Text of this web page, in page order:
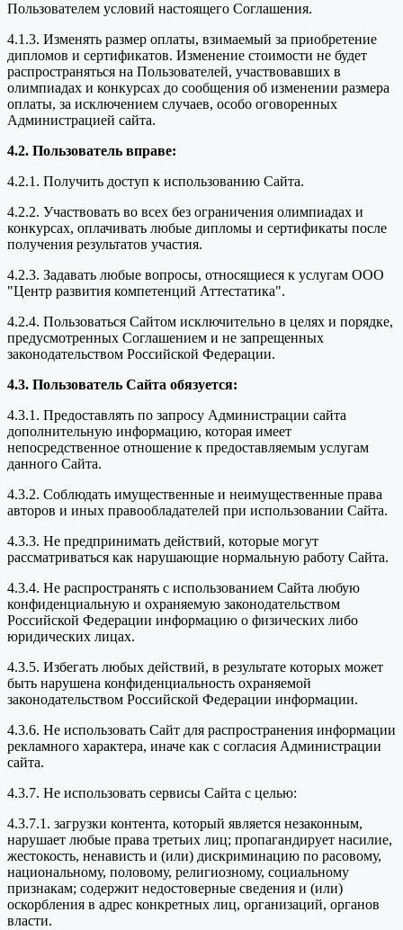
Пользователем условий настоящего Соглашения.
4.1.3. Изменять размер оплаты, взимаемый за приобретение
дипломов и сертификатов. Изменение стоимости не будет
распространяться на Пользователей, участвовавших в
олимпиадах и конкурсах до сообщения об изменении размера
оплаты, за исключением случаев, особо оговоренных
Администрацией сайта.
4.2. Пользователь вправе:
4.2.1. Получить доступ к использованию Сайта.
4.2.2. Участвовать во всех без ограничения олимпиадах и
конкурсах, оплачивать любые дипломы и сертификаты после
получения результатов участия.
4.2.3. Задавать любые вопросы, относящиеся к услугам ООО
"Центр развития компетенций Аттестатика".
4.2.4. Пользоваться Сайтом исключительно в целях и порядке,
предусмотренных Соглашением и не запрещенных
законодательством Российской Федерации.
4.3. Пользователь Сайта обязуется:
4.3.1. Предоставлять по запросу Администрации сайта
дополнительную информацию, которая имеет
непосредственное отношение к предоставляемым услугам
данного Сайта.
4.3.2. Соблюдать имущественные и неимущественные права
авторов и иных правообладателей при использовании Сайта.
4.3.3. Не предпринимать действий, которые могут
рассматриваться как нарушающие нормальную работу Сайта.
4.3.4. Не распространять с использованием Сайта любую
конфиденциальную и охраняемую законодательством
Российской Федерации информацию о физических либо
юридических лицах.
4.3.5. Избегать любых действий, в результате которых может
быть нарушена конфиденциальность охраняемой
законодательством Российской Федерации информации.
4.3.6. Не использовать Сайт для распространения информации
рекламного характера, иначе как с согласия Администрации
сайта.
4.3.7. Не использовать сервисы Сайта с целью:
4.3.7.1. загрузки контента, который является незаконным,
нарушает любые права третьих лиц; пропагандирует насилие,
жестокость, ненависть и (или) дискриминацию по расовому,
национальному, половому, религиозному, социальному
признакам; содержит недостоверные сведения и (или)
оскорбления в адрес конкретных лиц, организаций, органов
власти.